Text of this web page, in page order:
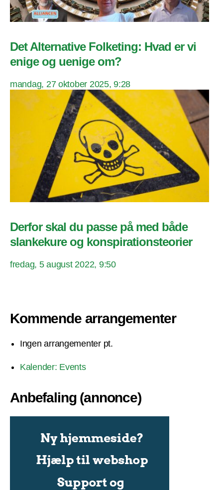
Det Alternative Folketing: Hvad er vi
enige og uenige om?
mandag, 27 oktober 2025, 9:28
Derfor skal du passe på med både
slankekure og konspirationsteorier
fredag, 5 august 2022, 9:50
Kommende arrangementer
Ingen arrangementer pt.
Kalender: Events
Anbefaling (annonce)